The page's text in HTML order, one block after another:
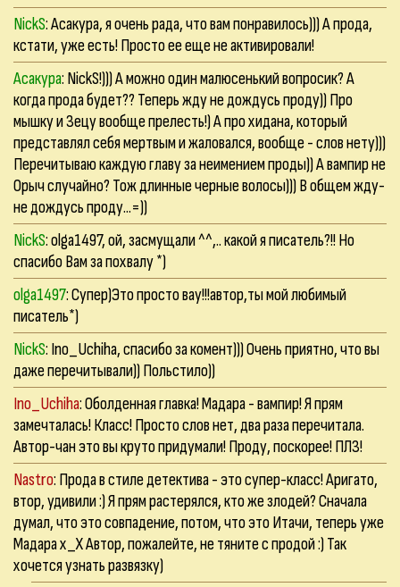
NickS: Асакура, я очень рада, что вам понравилось))) А прода,
кстати, уже есть! Просто ее еще не активировали!
Асакура: NickS!))) А можно один малюсенький вопросик? А
когда прода будет?? Теперь жду не дождусь проду)) Про
мышку и Зецу вообще прелесть!) А про хидана, который
представлял себя мертвым и жаловался, вообще - слов нету)))
Перечитываю каждую главу за неимением проды)) А вампир не
Орыч случайно? Тож длинные черные волосы))) В общем жду-
не дождусь проду...=))
NickS: olga1497, ой, засмущали ^^,.. какой я писатель?!! Но
спасибо Вам за похвалу *)
olga1497: Супер)Это просто вау!!!автор,ты мой любимый
писатель*)
NickS: Ino_Uchiha, спасибо за комент))) Очень приятно, что вы
даже перечитывали)) Польстило))
Ino_Uchiha: Оболденная главка! Мадара - вампир! Я прям
замечталась! Класс! Просто слов нет, два раза перечитала.
Автор-чан это вы круто придумали! Проду, поскорее! ПЛЗ!
Nastro: Прода в стиле детектива - это супер-класс! Аригато,
втор, удивили :) Я прям растерялся, кто же злодей? Сначала
думал, что это совпадение, потом, что это Итачи, теперь уже
Мадара х_Х Автор, пожалейте, не тяните с продой :) Так
хочется узнать развязку)